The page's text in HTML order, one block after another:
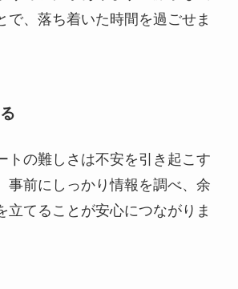
で、落ち着いた時間を過ごせま
トの難しさは不安を引き起こす
事前にしっかり情報を調べ、余
立てることが安心につながりま